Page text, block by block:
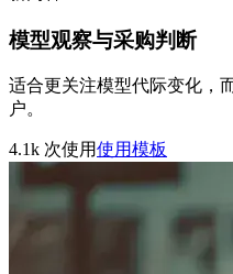
模型观察与采购判断
适合更关注模型代际变化，
户。
4.1k 次使用使用模板